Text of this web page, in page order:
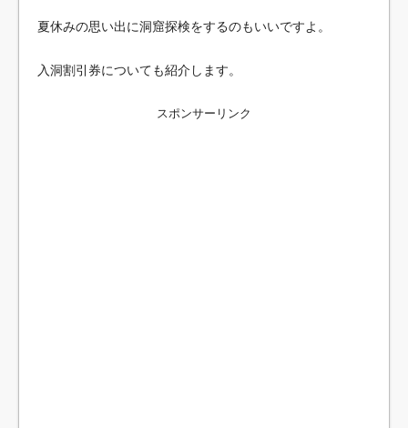
夏休みの思い出に洞窟探検をするのもいいですよ。
入洞割引券についても紹介します。
スポンサーリンク